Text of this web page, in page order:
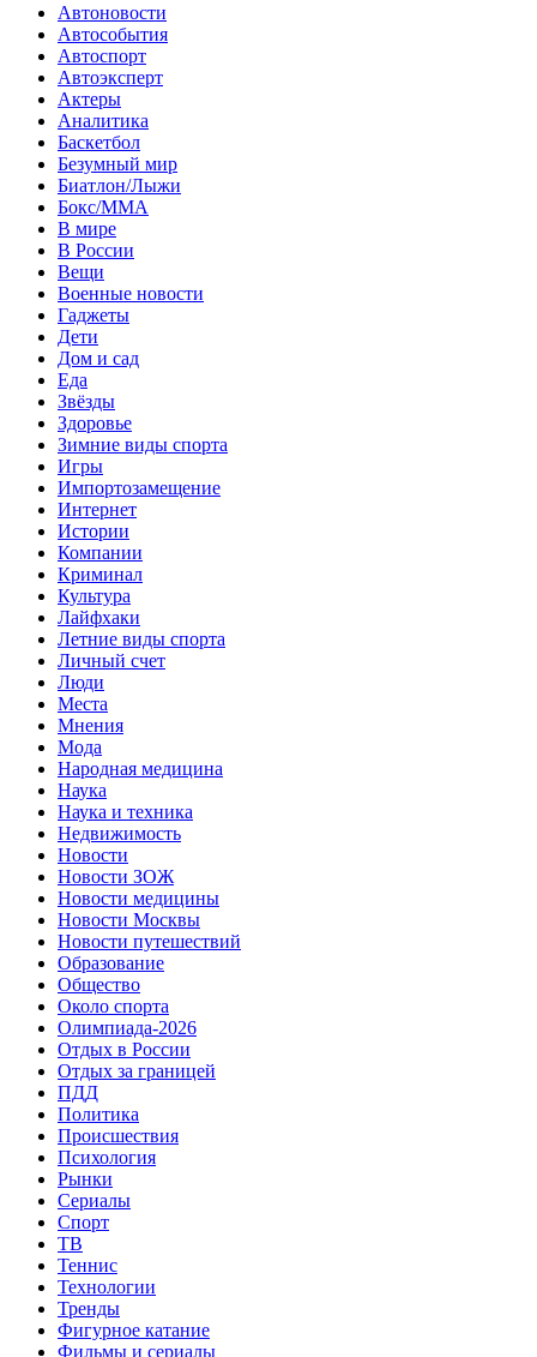
Автоновости
Автособытия
Автоспорт
Автоэксперт
Актеры
Аналитика
Баскетбол
Безумный мир
Биатлон/Лыжи
Бокс/MMA
В мире
В России
Вещи
Военные новости
Гаджеты
Дети
Дом и сад
Еда
Звёзды
Здоровье
Зимние виды спорта
Игры
Импортозамещение
Интернет
Истории
Компании
Криминал
Культура
Лайфхаки
Летние виды спорта
Личный счет
Люди
Места
Мнения
Мода
Народная медицина
Наука
Наука и техника
Недвижимость
Новости
Новости ЗОЖ
Новости медицины
Новости Москвы
Новости путешествий
Образование
Общество
Около спорта
Олимпиада-2026
Отдых в России
Отдых за границей
ПДД
Политика
Происшествия
Психология
Рынки
Сериалы
Спорт
ТВ
Теннис
Технологии
Тренды
Фигурное катание
Фильмы и сериалы